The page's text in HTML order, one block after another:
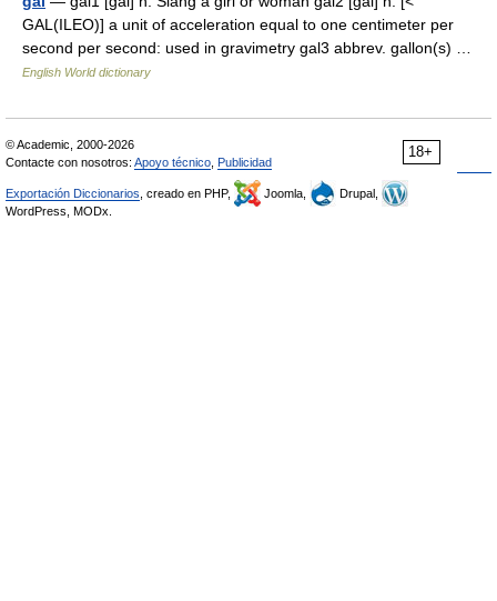
GAL(ILEO)] a unit of acceleration equal to one centimeter per
second per second: used in gravimetry gal3 abbrev. gallon(s) …
English World dictionary
18+
© Academic, 2000-2026
Contacte con nosotros: Apoyo técnico Publicidad
Exportación Diccionarios , creado en PHP, Joomla,
Drupal,
WordPress, MODx.